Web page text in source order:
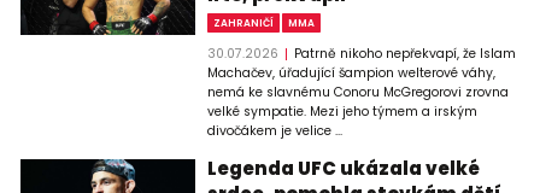
ZAHRANIČÍ MMA
30.07.2026
Patrně nikoho nepřekvapí, že Islam
Machačev, úřadující šampion welterové váhy,
nemá ke slavnému Conoru McGregorovi zrovna
velké sympatie. Mezi jeho týmem a irským
divočákem je velice ...
Legenda UFC ukázala velké